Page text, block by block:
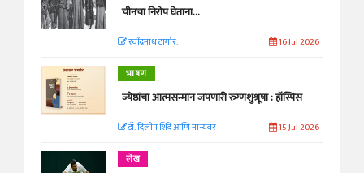
चीनचा निरोप घेताना...
रवींद्रनाथ टागोर. 16 Jul 2026
भाषण
ज्येष्ठांचा आत्मसन्मान जपणारी रुग्णशुश्रूषा : हॉस्पिस
डॉ. दिलीप शिंदे आणि मान्यवर 15 Jul 2026
लेख